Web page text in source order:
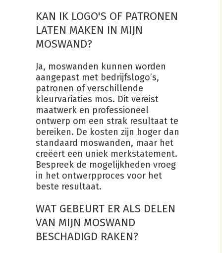
KAN IK LOGO'S OF PATRONEN
LATEN MAKEN IN MIJN
MOSWAND?
Ja, moswanden kunnen worden
aangepast met bedrijfslogo’s,
patronen of verschillende
kleurvariaties mos. Dit vereist
maatwerk en professioneel
ontwerp om een strak resultaat te
bereiken. De kosten zijn hoger dan
standaard moswanden, maar het
creëert een uniek merkstatement.
Bespreek de mogelijkheden vroeg
in het ontwerpproces voor het
beste resultaat.
WAT GEBEURT ER ALS DELEN
VAN MIJN MOSWAND
BESCHADIGD RAKEN?